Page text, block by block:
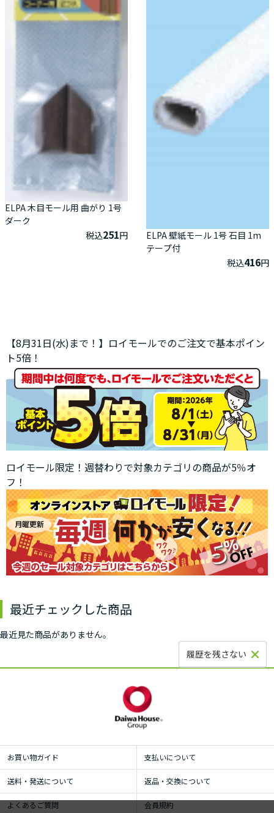
ELPA 木目モール用 曲がり 1号
ダーク
税込251円
ELPA 壁紙モール 1号 石目 1m
テープ付
税込416円
【8月31日(水)まで！】ロイモールでのご注文で基本ポイン
ト5倍！
ロイモール限定！週替わりで対象カテゴリの商品が5％オ
フ！
最近チェックした商品
最近見た商品がありません。
履歴を残さない
お買い物ガイド 支払いについて
送料・発送について 返品・交換について
よくあるご質問 会員規約